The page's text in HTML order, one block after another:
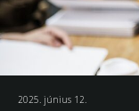
2025. június 12.